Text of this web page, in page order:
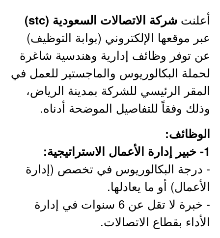
أعلنت شركة الاتصالات السعودية (stc)
عبر موقعها الإلكتروني (بوابة التوظيف)
عن توفر وظائف إدارية وهندسية شاغرة
لحملة البكالوريوس والماجستير للعمل في
المقر الرئيسي للشركة بمدينة الرياض،
وذلك وفقاً للتفاصيل الموضحة أدناه.
الوظائف:
1- خبير إدارة الأعمال الاستراتيجية:
- درجة البكالوريوس في تخصص (إدارة
الأعمال) أو ما يعادلها.
- خبرة لا تقل عن 6 سنوات في إدارة
الأداء بقطاع الاتصالات.